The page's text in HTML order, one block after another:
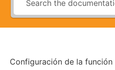
Configuración de la función